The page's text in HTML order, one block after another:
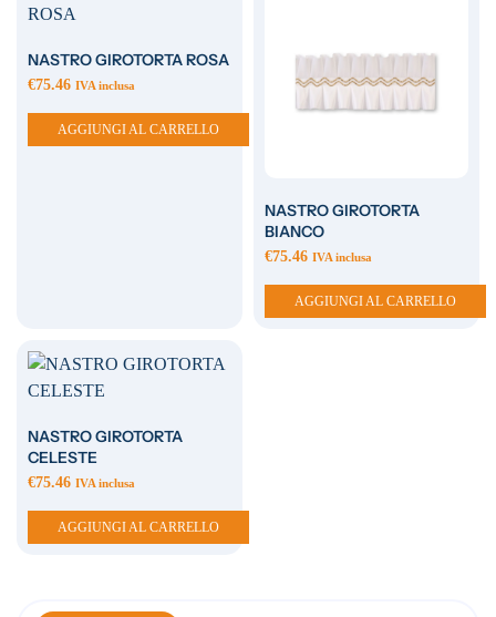
NASTRO GIROTORTA ROSA
€75.46 IVA inclusa
AGGIUNGI AL CARRELLO
NASTRO GIROTORTA
BIANCO
€75.46 IVA inclusa
AGGIUNGI AL CARRELLO
NASTRO GIROTORTA
CELESTE
€75.46 IVA inclusa
AGGIUNGI AL CARRELLO